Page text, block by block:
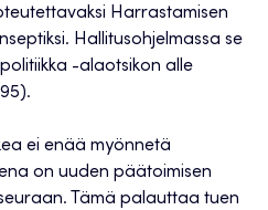
Harrastamisen
Hallitusohjelmassa se
-alaotsikon alle
ei enää myönnetä
on uuden päätoimisen
Tämä palauttaa tuen